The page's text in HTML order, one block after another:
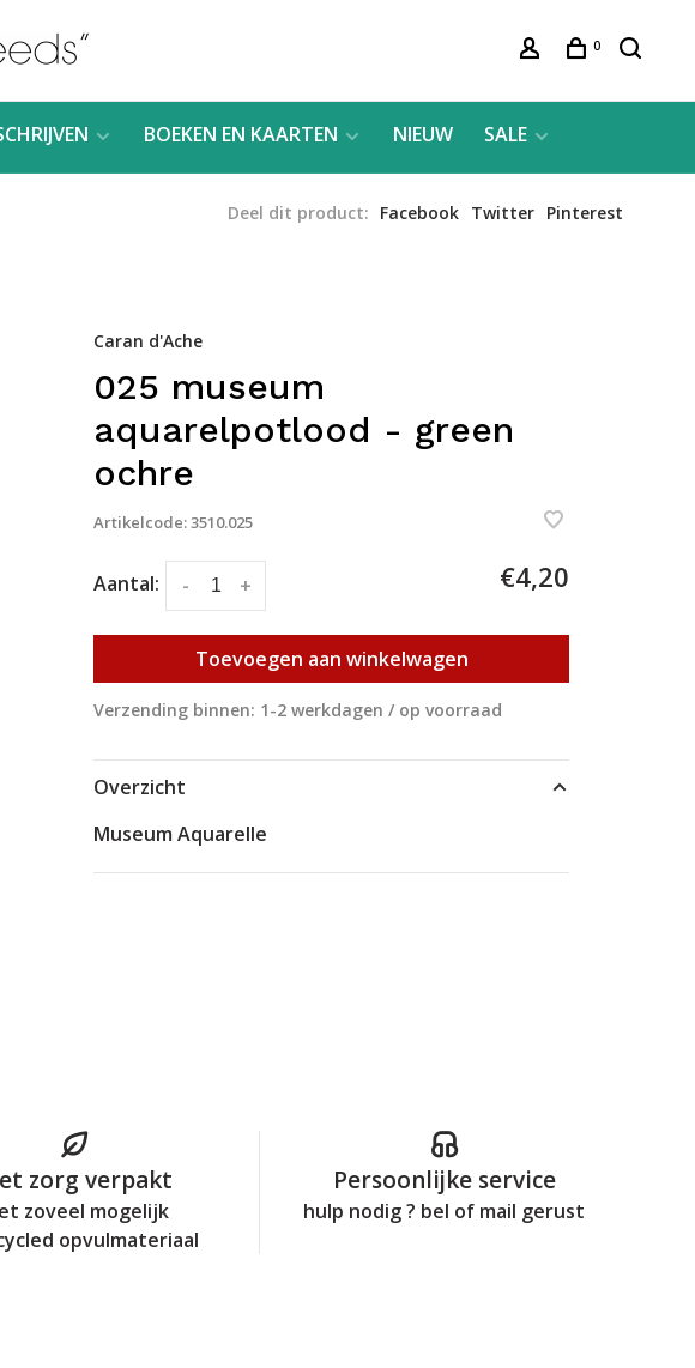
0
BOEKEN EN KAARTEN NIEUW SALE
Deel dit product: Facebook Twitter Pinterest
Caran d'Ache
025 museum
aquarelpotlood - green
ochre
Artikelcode:3510.025
Aantal: +
- €4,20
Toevoegen aan winkelwagen
Verzending binnen: 1-2 werkdagen / op voorraad
Overzicht
Museum Aquarelle
zorg verpakt
zoveel mogelijk
opvulmateriaal
Persoonlijke service
hulp nodig ? bel of mail gerust